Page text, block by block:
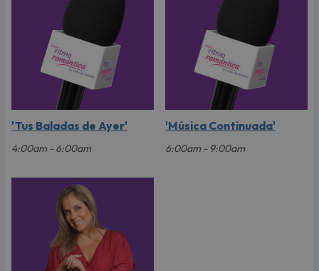
'Tus Baladas de Ayer'
4:00am - 6:00am
'Música Continuada'
6:00am - 9:00am